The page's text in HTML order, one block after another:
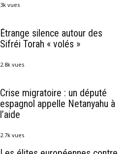
3k vues
Étrange silence autour des
Sifréi Torah « volés »
2.8k vues
Crise migratoire : un député
espagnol appelle Netanyahu à
l’aide
2.7k vues